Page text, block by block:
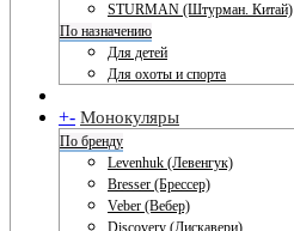
STURMAN (Штурман. Китай)
По назначению
Для детей
Для охоты и спорта
+- Монокуляры
По бренду
Levenhuk (Левенгук)
Bresser (Брессер)
Veber (Вебер)
Discovery (Дискавери)